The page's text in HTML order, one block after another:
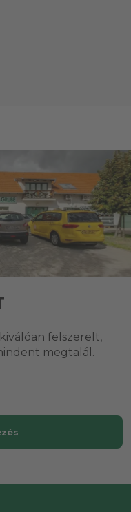
felszerelt,
megtalál.